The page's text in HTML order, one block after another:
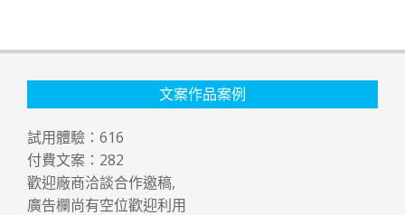
文案作品案例
試用體驗： 616
付費文案： 282
歡迎廠商洽談合作邀稿,
廣告欄尚有空位歡迎利用